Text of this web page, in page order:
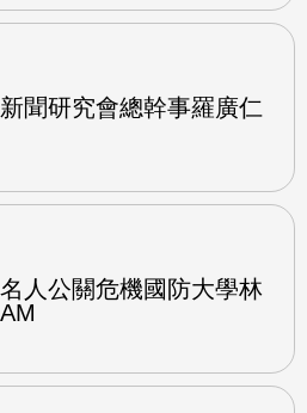
聞研究會總幹事羅廣仁
人公關危機國防大學林